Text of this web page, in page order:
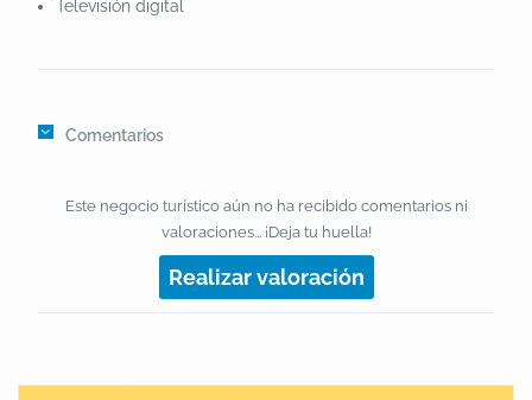
Televisión digital
Comentarios
Este negocio turístico aún no ha recibido comentarios ni
valoraciones... ¡Deja tu huella!
Realizar valoración